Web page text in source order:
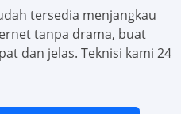
tersedia menjangkau
tanpa drama, buat
dan jelas. Teknisi kami 24